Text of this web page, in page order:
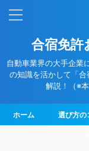
合宿免許
自動車業界の大手企業
の知識を活かして「
解説！（※
ホーム 選び方の